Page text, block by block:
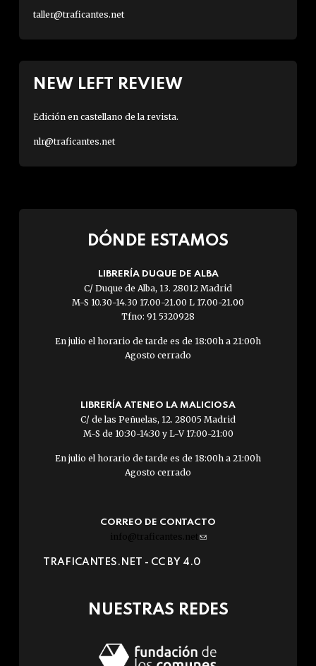
taller@traficantes.net
NEW LEFT REVIEW
Edición en castellano de la revista.
nlr@traficantes.net
DÓNDE ESTAMOS
LIBRERÍA DUQUE DE ALBA
C/ Duque de Alba, 13. 28012 Madrid
M-S 10.30-14.30 17.00-21.00 L 17.00-21.00
Tfno: 91 5320928
En julio el horario de tarde es de 18:00h a 21:00h
Agosto cerrado
LIBRERÍA ATENEO LA MALICIOSA
C/ de las Peñuelas, 12. 28005 Madrid
M-S de 10:30-14:30 y L-V 17:00-21:00
En julio el horario de tarde es de 18:00h a 21:00h
Agosto cerrado
CORREO DE CONTACTO
info@traficantes.net (link
e-
TRAFICANTES.NET - CC BY 4.0
NUESTRAS REDES